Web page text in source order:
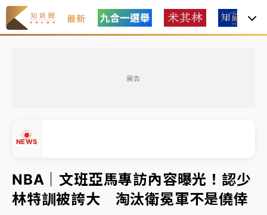
最新
廣告
NEWS
故宮《龍藏經》特展第2檔！今線上預約開賣一度塞車
周六起展出延長至晚上7時
台東農業處長涉圖利渡假村！東檢抗告成功 今重開羈
押庭
父親節泡湯了！中颱白海豚雨彈轟3天 「紅到發紫」降
NBA｜文班亞馬專訪內容曝光！認少
林特訓被誇大 淘汰衛冕軍不是僥倖